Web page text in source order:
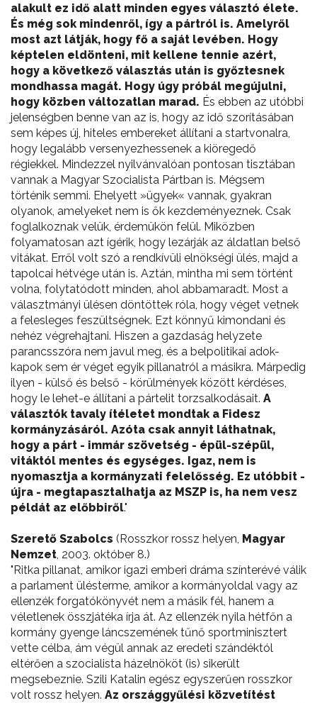
alakult ez idő alatt minden egyes választó élete.
És még sok mindenről, így a pártról is. Amelyről
most azt látják, hogy fő a saját levében. Hogy
képtelen eldönteni, mit kellene tennie azért,
hogy a következő választás után is győztesnek
mondhassa magát. Hogy úgy próbál megújulni,
hogy közben változatlan marad. És ebben az utóbbi
jelenségben benne van az is, hogy az idő szorításában
sem képes új, hiteles embereket állítani a startvonalra,
hogy legalább versenyezhessenek a kiöregedő
régiekkel. Mindezzel nyilvánvalóan pontosan tisztában
vannak a Magyar Szocialista Pártban is. Mégsem
történik semmi. Ehelyett »ügyek« vannak, gyakran
olyanok, amelyeket nem is ők kezdeményeznek. Csak
foglalkoznak velük, érdemükön felül. Miközben
folyamatosan azt ígérik, hogy lezárják az áldatlan belső
vitákat. Erről volt szó a rendkívüli elnökségi ülés, majd a
tapolcai hétvége után is. Aztán, mintha mi sem történt
volna, folytatódott minden, ahol abbamaradt. Most a
választmányi ülésen döntöttek róla, hogy véget vetnek
a felesleges feszültségnek. Ezt könnyű kimondani és
nehéz végrehajtani. Hiszen a gazdaság helyzete
parancsszóra nem javul meg, és a belpolitikai adok-
kapok sem ér véget egyik pillanatról a másikra. Márpedig
ilyen - külső és belső - körülmények között kérdéses,
hogy le lehet-e állítani a pártelit torzsalkodásait. A
választók tavaly ítéletet mondtak a Fidesz
kormányzásáról. Azóta csak annyit láthatnak,
hogy a párt - immár szövetség - épül-szépül,
vitáktól mentes és egységes. Igaz, nem is
nyomasztja a kormányzati felelősség. Ez utóbbit -
újra - megtapasztalhatja az MSZP is, ha nem vesz
példát az előbbiről."
Szerető Szabolcs (Rosszkor rossz helyen, Magyar
Nemzet, 2003. október 8.)
"Ritka pillanat, amikor igazi emberi dráma színterévé válik
a parlament ülésterme, amikor a kormányoldal vagy az
ellenzék forgatókönyvét nem a másik fél, hanem a
véletlenek összjátéka írja át. Az ellenzék nyila hétfőn a
kormány gyenge láncszemének tűnő sportminisztert
vette célba, ám végül annak az eredeti szándéktól
eltérően a szocialista házelnököt (is) sikerült
megsebeznie. Szili Katalin egész egyszerűen rosszkor
volt rossz helyen. Az országgyűlési közvetítést